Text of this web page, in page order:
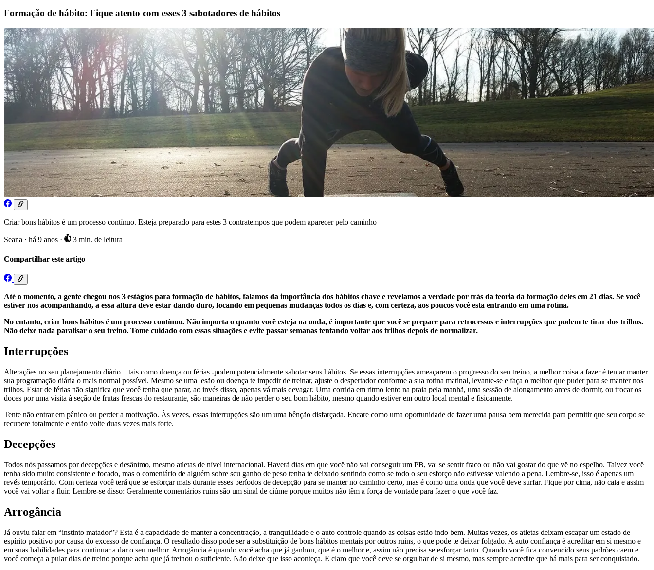
Formação de hábito: Fique atento com esses 3 sabotadores de hábitos
Criar bons hábitos é um processo contínuo. Esteja preparado para estes 3 contratempos que podem aparecer pelo caminho
Seana · há 9 anos · 3 min. de leitura
Compartilhar este artigo
Até o momento, a gente chegou nos 3 estágios para formação de hábitos, falamos da importância dos hábitos chave e revelamos a verdade por trás da teoria da formação deles em 21 dias. Se você
estiver nos acompanhando, à essa altura deve estar dando duro, focando em pequenas mudanças todos os dias e, com certeza, aos poucos você está entrando em uma rotina.
No entanto, criar bons hábitos é um processo contínuo. Não importa o quanto você esteja na onda, é importante que você se prepare para retrocessos e interrupções que podem te tirar dos trilhos.
Não deixe nada paralisar o seu treino. Tome cuidado com essas situações e evite passar semanas tentando voltar aos trilhos depois de normalizar.
Interrupções
Alterações no seu planejamento diário – tais como doença ou férias -podem potencialmente sabotar seus hábitos. Se essas interrupções ameaçarem o progresso do seu treino, a melhor coisa a fazer é tentar manter
sua programação diária o mais normal possível. Mesmo se uma lesão ou doença te impedir de treinar, ajuste o despertador conforme a sua rotina matinal, levante-se e faça o melhor que puder para se manter nos
trilhos. Estar de férias não significa que você tenha que parar, ao invés disso, apenas vá mais devagar. Uma corrida em ritmo lento na praia pela manhã, uma sessão de alongamento antes de dormir, ou trocar os
doces por uma visita à seção de frutas frescas do restaurante, são maneiras de não perder o seu bom hábito, mesmo quando estiver em outro local mental e fisicamente.
Tente não entrar em pânico ou perder a motivação. Às vezes, essas interrupções são um uma bênção disfarçada. Encare como uma oportunidade de fazer uma pausa bem merecida para permitir que seu corpo se
recupere totalmente e então volte duas vezes mais forte.
Decepções
Todos nós passamos por decepções e desânimo, mesmo atletas de nível internacional. Haverá dias em que você não vai conseguir um PB, vai se sentir fraco ou não vai gostar do que vê no espelho. Talvez você
tenha sido muito consistente e focado, mas o comentário de alguém sobre seu ganho de peso tenha te deixado sentindo como se todo o seu esforço não estivesse valendo a pena. Lembre-se, isso é apenas um
revés temporário. Com certeza você terá que se esforçar mais durante esses períodos de decepção para se manter no caminho certo, mas é como uma onda que você deve surfar. Fique por cima, não caia e assim
você vai voltar a fluir. Lembre-se disso: Geralmente comentários ruins são um sinal de ciúme porque muitos não têm a força de vontade para fazer o que você faz.
Arrogância
Já ouviu falar em “instinto matador”? Esta é a capacidade de manter a concentração, a tranquilidade e o auto controle quando as coisas estão indo bem. Muitas vezes, os atletas deixam escapar um estado de
espírito positivo por causa do excesso de confiança. O resultado disso pode ser a substituição de bons hábitos mentais por outros ruins, o que pode te deixar folgado. A auto confiança é acreditar em si mesmo e
em suas habilidades para continuar a dar o seu melhor. Arrogância é quando você acha que já ganhou, que é o melhor e, assim não precisa se esforçar tanto. Quando você fica convencido seus padrões caem e
você começa a pular dias de treino porque acha que já treinou o suficiente. Não deixe que isso aconteça. É claro que você deve se orgulhar de si mesmo, mas sempre acredite que há mais para ser conquistado.